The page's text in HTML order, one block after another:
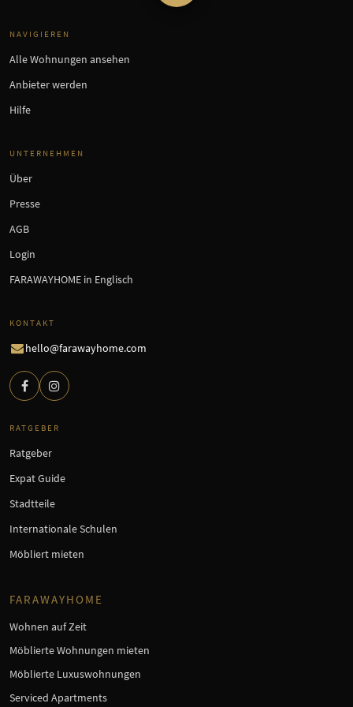
NAVIGIEREN
Alle Wohnungen ansehen
Anbieter werden
Hilfe
UNTERNEHMEN
Über
Presse
AGB
Login
FARAWAYHOME in Englisch
KONTAKT
hello@farawayhome.com
RATGEBER
Ratgeber
Expat Guide
Stadtteile
Internationale Schulen
Möbliert mieten
FARAWAYHOME
Wohnen auf Zeit
Möblierte Wohnungen mieten
Möblierte Luxuswohnungen
Serviced Apartments